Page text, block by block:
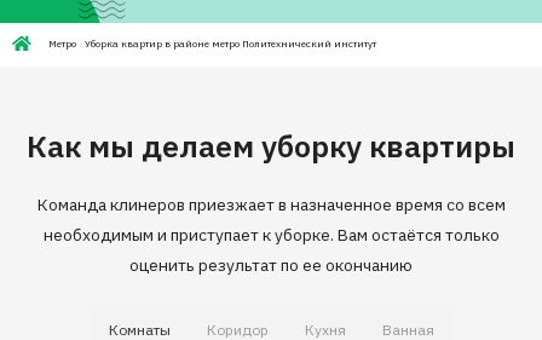
Метро Уборка квартир в районе метро Политехнический институт
Как мы делаем уборку квартиры
Команда клинеров приезжает в назначенное время со всем
необходимым и приступает к уборке. Вам остаётся только
оценить результат по ее окончанию
Комнаты Коридор Кухня Ванная